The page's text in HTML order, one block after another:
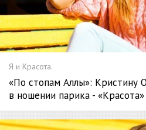
Я и Красота.
«По стопам Аллы»: Кристину
в ношении парика - «Красота»